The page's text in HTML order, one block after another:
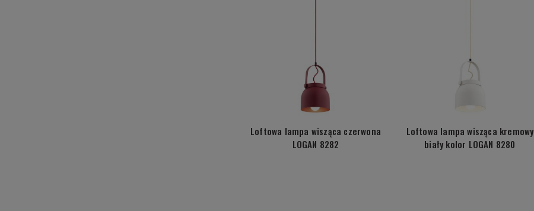
Loftowa lampa wisząca czerwona
LOGAN 8282
Loftowa lampa wisząca kremowy
biały kolor LOGAN 8280